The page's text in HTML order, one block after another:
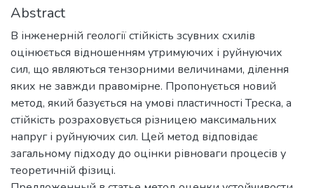
Abstract
В інженерній геології стійкість зсувних схилів
оцінюється відношенням утримуючих і руйнуючих
сил, що являються тензорними величинами, ділення
яких не завжди правомірне. Пропонується новий
метод, який базується на умові пластичності Треска, а
стійкість розраховується різницею максимальних
напруг і руйнуючих сил. Цей метод відповідає
загальному підходу до оцінки рівноваги процесів у
теоретичній фізиці.